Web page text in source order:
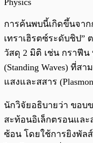
Physics
การค้นพบนี้เกิดขึ้นจาก
เทราเฮิรตซ์ระดับชิป”
วัสดุ 2 มิติ เช่น กราฟีน
(Standing Waves) ที่ส
แสงและสสาร
นักวิจัยอธิบายว่า ขอบ
สะท้อนอิเล็กตรอนแล
ซ้อน โดยใช้การยิงพัลส์